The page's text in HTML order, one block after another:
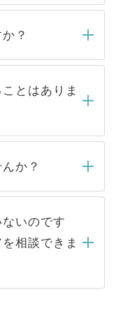
社担当者がご
ールもしくは
はご連絡をせて
お待ちくださ
？
ている求人の
らご覧いただ
非公開求人は
は公開してい
のある医療機
が殺到する場
合った人材の
ケースが増え
とはありま
一切ありませ
定をいただい
ん。内定先へ
トナーが行い
か？
ありませんの
トからの登録
個人情報は、
び転職活動の
。お預かりし
ご本人の許可
いのです
相談できま